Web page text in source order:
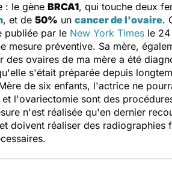
: le gène BRCA1, qui touche deux
, et de 50% un cancer de l'ovaire.
publiée par le New York Times le
mesure préventive. Sa mère,
des ovaires de ma mère a été
s'était préparée depuis
de six enfants, l'actrice ne
l'ovariectomie sont des
n'est réalisée qu'en dernier
doivent réaliser des